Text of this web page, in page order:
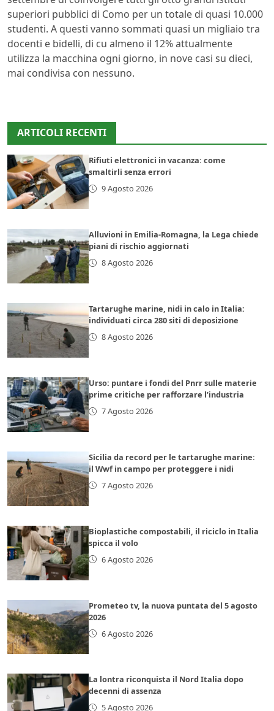
superiori pubblici di Como per un totale di quasi 10.000
studenti. A questi vanno sommati quasi un migliaio tra
docenti e bidelli, di cu almeno il 12% attualmente
utilizza la macchina ogni giorno, in nove casi su dieci,
mai condivisa con nessuno.
ARTICOLI RECENTI
Rifiuti elettronici in vacanza: come
smaltirli senza errori
9 Agosto 2026
Alluvioni in Emilia-Romagna, la Lega chiede
piani di rischio aggiornati
8 Agosto 2026
Tartarughe marine, nidi in calo in Italia:
individuati circa 280 siti di deposizione
8 Agosto 2026
Urso: puntare i fondi del Pnrr sulle materie
prime critiche per rafforzare l’industria
7 Agosto 2026
Sicilia da record per le tartarughe marine:
il Wwf in campo per proteggere i nidi
7 Agosto 2026
Bioplastiche compostabili, il riciclo in Italia
spicca il volo
6 Agosto 2026
Prometeo tv, la nuova puntata del 5 agosto
2026
6 Agosto 2026
La lontra riconquista il Nord Italia dopo
decenni di assenza
5 Agosto 2026